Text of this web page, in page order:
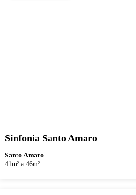
Sinfonia Santo Amaro
Santo Amaro
41m² a 46m²